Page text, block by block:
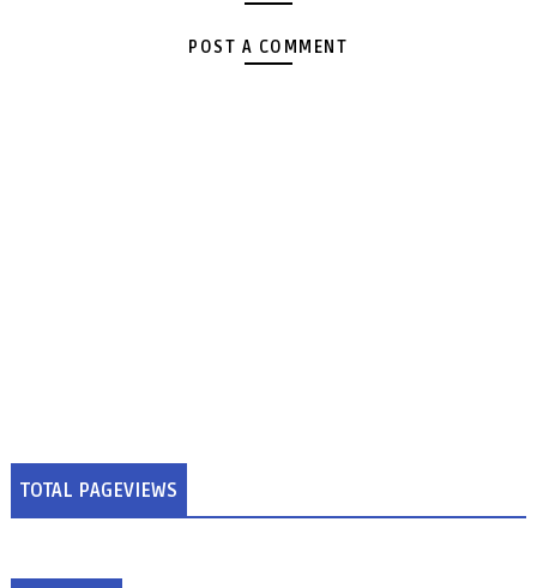
POST A COMMENT
TOTAL PAGEVIEWS